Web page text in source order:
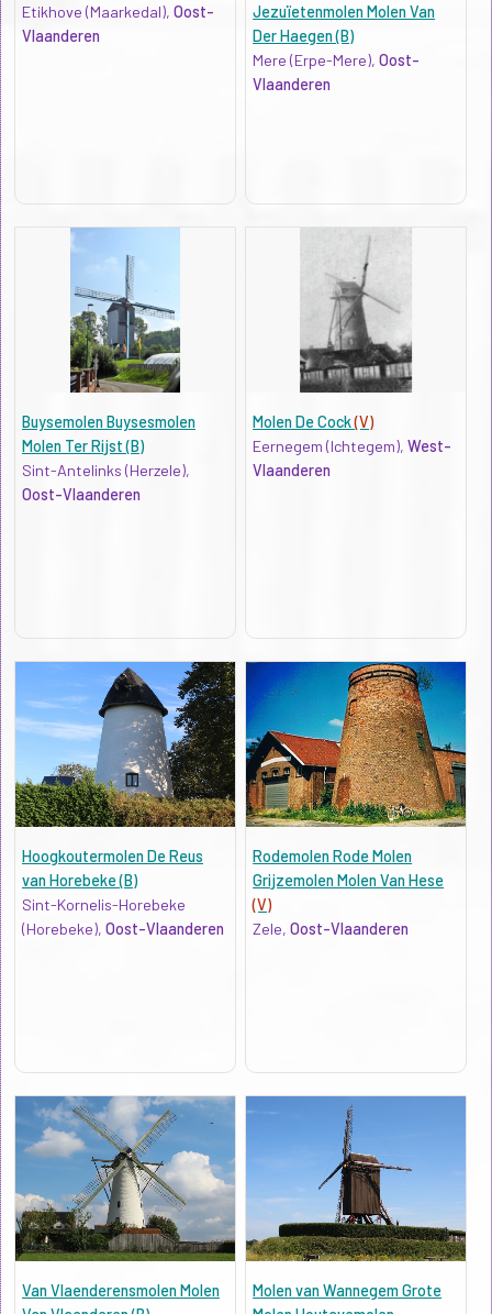
Etikhove (Maarkedal), Oost-
Vlaanderen
Jezuïetenmolen Molen Van
Der Haegen (B)
Mere (Erpe-Mere),Oost-
Vlaanderen
Buysemolen Buysesmolen
Molen Ter Rijst (B)
Sint-Antelinks (Herzele),
Oost-Vlaanderen
Molen De Cock(V)
Eernegem (Ichtegem),West-
Vlaanderen
Hoogkoutermolen De Reus
van Horebeke (B)
Sint-Kornelis-Horebeke
(Horebeke), Oost-Vlaanderen
Rodemolen Rode Molen
Grijzemolen Molen Van Hese
(V)
Zele,Oost-Vlaanderen
Van Vlaenderensmolen Molen
Molen van Wannegem Grote